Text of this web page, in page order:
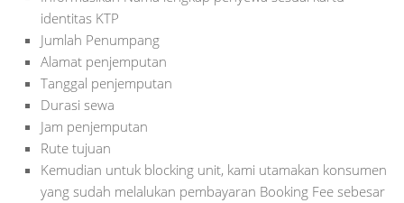
identitas KTP
Jumlah Penumpang
Alamat penjemputan
Tanggal penjemputan
Durasi sewa
Jam penjemputan
Rute tujuan
Kemudian untuk blocking unit, kami utamakan konsumen
yang sudah melalukan pembayaran Booking Fee sebesar